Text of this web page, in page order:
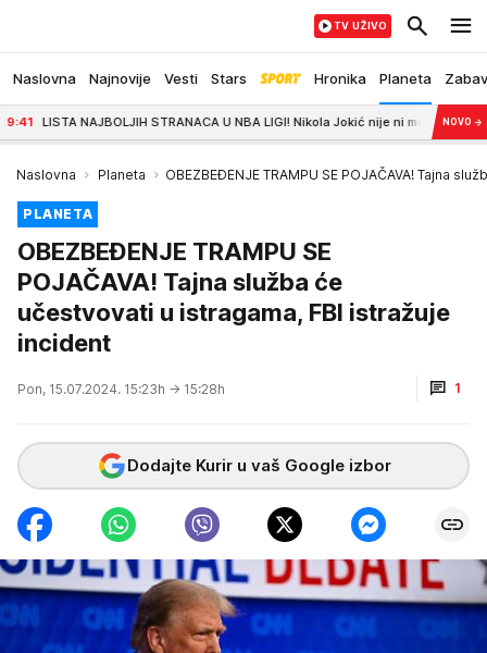
Naslovna Najnovije Vesti Stars Hronika Planeta
TV UŽIVO
NAJBOLJIH STRANACA U NBA LIGI! Nikola Jokić nije ni među prva tri -NOVO →
Naslovna Planeta OBEZBEĐENJE TRAMPU SE POJAČAVA! Tajna
PLANETA
OBEZBEĐENJE TRAMPU SE
POJAČAVA! Tajna služba će
učestvovati u istragama, FBI istražuje
incident
Pon, 15.07.2024. 15:23h → 15:28h 1
Dodajte Kurir u vaš Google izbor